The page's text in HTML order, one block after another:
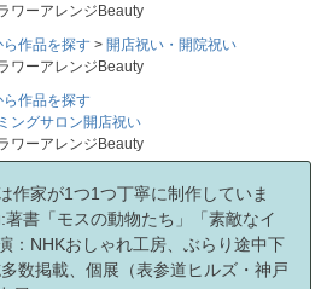
ワーアレンジBeauty
ら作品を探す
開店祝い・開院祝い
ワーアレンジBeauty
ら作品を探す
ングサロン開店祝い
ワーアレンジBeauty
作家が1つ1つ丁寧に制作していま
書「モスの動物たち」「素敵なイ
：NHKおしゃれ工房、ぶらり途中下
数掲載、個展（表参道ヒルズ・神戸